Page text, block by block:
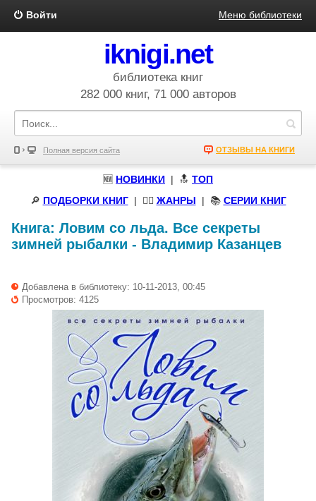
Войти Меню библиотеки
iknigi.net
библиотека книг
282 000 книг, 71 000 авторов
Полная версия сайта ОТЗЫВЫ НА КНИГИ
🆕 НОВИНКИ | 🔝 ТОП
🔎 ПОДБОРКИ КНИГ| 🧝‍♀️ ЖАНРЫ | 📚 СЕРИИ КНИГ
Книга: Ловим со льда. Все секреты
зимней рыбалки - Владимир Казанцев
Добавлена в библиотеку: 10-11-2013, 00:45
Просмотров: 4125